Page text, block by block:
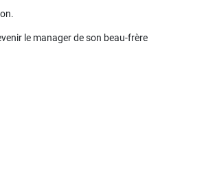
le manager de son beau-frère